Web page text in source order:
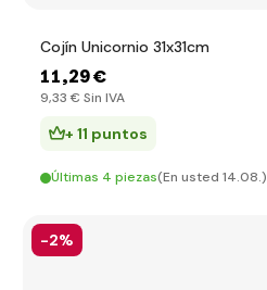
Cojín Unicornio 31x31cm
11,29 €
9,33 € Sin IVA
+ 11 puntos
Últimas 4 piezas(En usted 14.08.)
-2%